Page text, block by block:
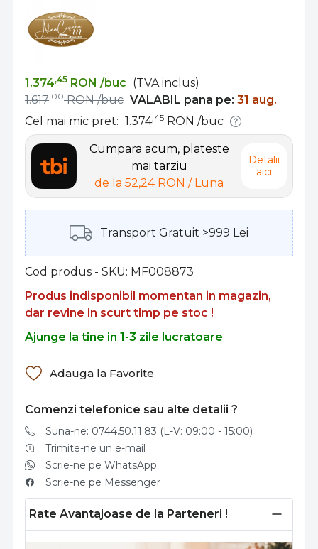
1.374,45 RON /buc (TVA inclus)
1.617,00 RON /buc VALABIL pana pe: 31 aug.
Cel mai mic pret: 1.374,45 RON /buc
Cumpara acum, plateste
mai tarziu
de la 52,24 RON / Luna
Detalii
aici
Transport Gratuit >999 Lei
Cod produs - SKU
MF008873
Produs indisponibil momentan in magazin,
dar revine in scurt timp pe stoc !
Ajunge la tine in 1-3 zile lucratoare
Adauga la Favorite
Comenzi telefonice sau alte detalii ?
Suna-ne: 0744.50.11.83 (L-V: 09:00 - 15:00)
Trimite-ne un e-mail
Scrie-ne pe WhatsApp
Scrie-ne pe Messenger
Rate Avantajoase de la Parteneri !